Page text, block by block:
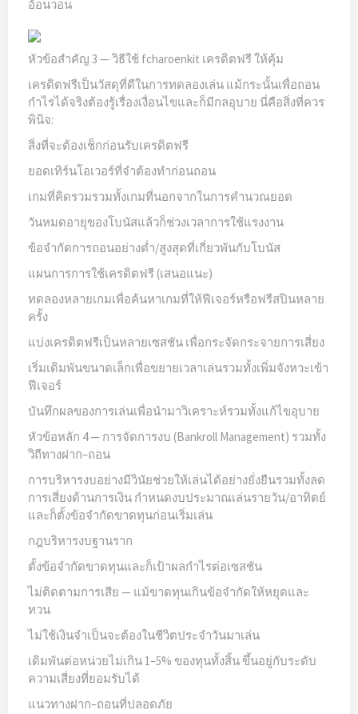
อ้อนวอน
หัวข้อสำคัญ 3 — วิธีใช้ fcharoenkit เครดิตฟรี ให้คุ้ม
เครดิตฟรีเป็นวัสดุที่ดีในการทดลองเล่น แม้กระนั้นเพื่อถอน
กำไรได้จริงต้องรู้เรื่องเงื่อนไขและก็มีกลอุบาย นี่คือสิ่งที่ควร
พินิจ:
สิ่งที่จะต้องเช็กก่อนรับเครดิตฟรี
ยอดเทิร์นโอเวอร์ที่จำต้องทำก่อนถอน
เกมที่คิดรวมรวมทั้งเกมที่นอกจากในการคำนวณยอด
วันหมดอายุของโบนัสแล้วก็ช่วงเวลาการใช้แรงงาน
ข้อจำกัดการถอนอย่างต่ำ/สูงสุดที่เกี่ยวพันกับโบนัส
แผนการการใช้เครดิตฟรี (เสนอแนะ)
ทดลองหลายเกมเพื่อค้นหาเกมที่ให้ฟีเจอร์หรือฟรีสปินหลาย
ครั้ง
แบ่งเครดิตฟรีเป็นหลายเซสชัน เพื่อกระจัดกระจายการเสี่ยง
เริ่มเดิมพันขนาดเล็กเพื่อขยายเวลาเล่นรวมทั้งเพิ่มจังหวะเข้า
ฟีเจอร์
บันทึกผลของการเล่นเพื่อนำมาวิเคราะห์รวมทั้งแก้ไขอุบาย
หัวข้อหลัก 4 — การจัดการงบ (Bankroll Management) รวมทั้ง
วิถีทางฝาก–ถอน
การบริหารงบอย่างมีวินัยช่วยให้เล่นได้อย่างยั่งยืนรวมทั้งลด
การเสี่ยงด้านการเงิน กำหนดงบประมาณเล่นรายวัน/อาทิตย์
และก็ตั้งข้อจำกัดขาดทุนก่อนเริ่มเล่น
กฎบริหารงบฐานราก
ตั้งข้อจำกัดขาดทุนและก็เป้าผลกำไรต่อเซสชัน
ไม่ติดตามการเสีย — แม้ขาดทุนเกินข้อจำกัดให้หยุดและ
ทวน
ไม่ใช้เงินจำเป็นจะต้องในชีวิตประจำวันมาเล่น
เดิมพันต่อหน่วยไม่เกิน 1–5% ของทุนทั้งสิ้น ขึ้นอยู่กับระดับ
ความเสี่ยงที่ยอมรับได้
แนวทางฝาก–ถอนที่ปลอดภัย